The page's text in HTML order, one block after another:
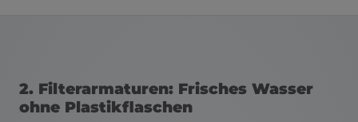
2. Filterarmaturen: Frisches Wasser
ohne Plastikflaschen